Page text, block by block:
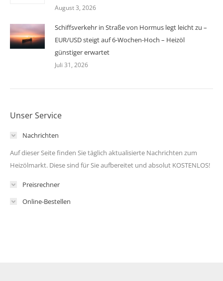
August 3, 2026
Schiffsverkehr in Straße von Hormus legt leicht zu –
EUR/USD steigt auf 6-Wochen-Hoch – Heizöl
günstiger erwartet
Juli 31, 2026
Unser Service
Nachrichten
Auf dieser Seite finden Sie täglich aktualisierte Nachrichten zum
Heizölmarkt. Diese sind für Sie aufbereitet und absolut KOSTENLOS!
Preisrechner
Online-Bestellen